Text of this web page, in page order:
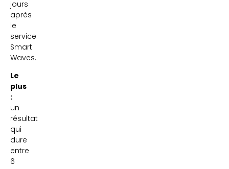
jours
après
le
service
Smart
Waves.
Le
plus
:
un
résultat
qui
dure
entre
6